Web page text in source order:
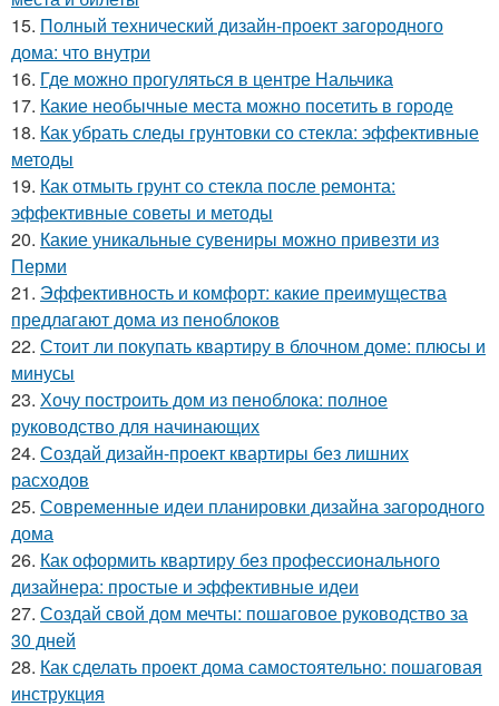
15. Полный технический дизайн-проект загородного
дома: что внутри
16. Где можно прогуляться в центре Нальчика
17. Какие необычные места можно посетить в городе
18. Как убрать следы грунтовки со стекла: эффективные
методы
19. Как отмыть грунт со стекла после ремонта:
эффективные советы и методы
20. Какие уникальные сувениры можно привезти из
Перми
21. Эффективность и комфорт: какие преимущества
предлагают дома из пеноблоков
22. Стоит ли покупать квартиру в блочном доме: плюсы и
минусы
23. Хочу построить дом из пеноблока: полное
руководство для начинающих
24. Создай дизайн-проект квартиры без лишних
расходов
25. Современные идеи планировки дизайна загородного
дома
26. Как оформить квартиру без профессионального
дизайнера: простые и эффективные идеи
27. Создай свой дом мечты: пошаговое руководство за
30 дней
28. Как сделать проект дома самостоятельно: пошаговая
инструкция